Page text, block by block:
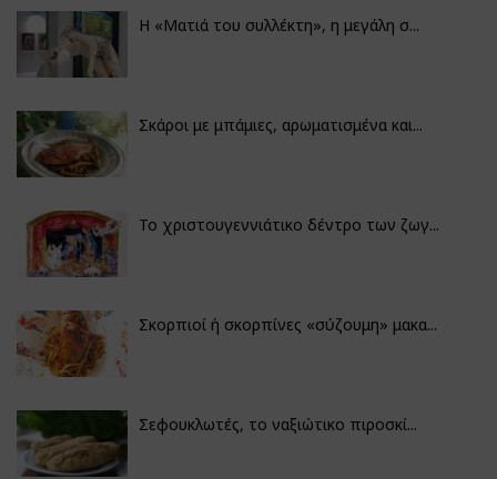
H «Ματιά του συλλέκτη», η μεγάλη σ...
Σκάροι με μπάμιες, αρωματισμένα και...
Το χριστουγεννιάτικο δέντρο των ζωγ...
Σκορπιοί ή σκορπίνες «σύζουμη» μακα...
Σεφουκλωτές, το ναξιώτικο πιροσκί...